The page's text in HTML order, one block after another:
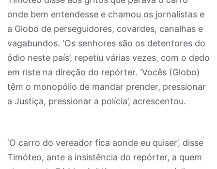
onde bem entendesse e chamou os jornalistas e
a Globo de perseguidores, covardes, canalhas e
vagabundos. ‘Os senhores são os detentores do
ódio neste país’, repetiu várias vezes, com o dedo
em riste na direção do repórter. ‘Vocês (Globo)
têm o monopólio de mandar prender, pressionar
a Justiça, pressionar a polícia’, acrescentou.
‘O carro do vereador fica aonde eu quiser’, disse
Timóteo, ante a insistência do repórter, a quem